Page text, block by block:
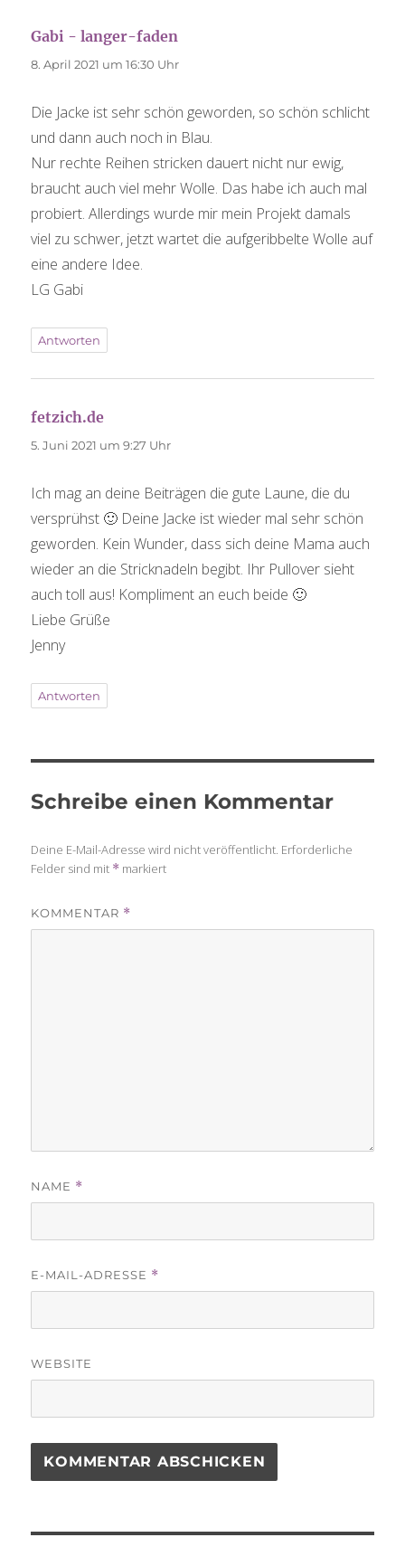
Gabi - langer-faden
8. April 2021 um 16:30 Uhr
Die Jacke ist sehr schön geworden, so schön schlicht
und dann auch noch in Blau.
Nur rechte Reihen stricken dauert nicht nur ewig,
braucht auch viel mehr Wolle. Das habe ich auch mal
probiert. Allerdings wurde mir mein Projekt damals
viel zu schwer, jetzt wartet die aufgeribbelte Wolle auf
eine andere Idee.
LG Gabi
Antworten
fetzich.de
5. Juni 2021 um 9:27 Uhr
Ich mag an deine Beiträgen die gute Laune, die du
versprühst 🙂 Deine Jacke ist wieder mal sehr schön
geworden. Kein Wunder, dass sich deine Mama auch
wieder an die Stricknadeln begibt. Ihr Pullover sieht
auch toll aus! Kompliment an euch beide 🙂
Liebe Grüße
Jenny
Antworten
Schreibe einen Kommentar
Deine E-Mail-Adresse wird nicht veröffentlicht. Erforderliche
Felder sind mit * markiert
KOMMENTAR *
NAME *
E-MAIL-ADRESSE *
WEBSITE